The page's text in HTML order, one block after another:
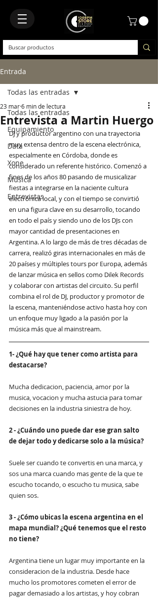
Entrada
Todas las entradas
Equipamiento
Data
Xone
Música
Entrevistas
Todas las entradas
Entrevista a Martin Huergo
23 mar6 min de lectura
DJ y productor argentino con una trayectoria
muy extensa dentro de la escena electrónica,
especialmente en Córdoba, donde es
considerado un referente histórico. Comenzó a
fines de los años 80 pasando de musicalizar
fiestas a integrarse en la naciente cultura
electrónica local, y con el tiempo se convirtió
en una figura clave en su desarrollo, tocando
en todo el país y siendo uno de los DJs con
mayor cantidad de presentaciones en
Argentina. A lo largo de más de tres décadas de
carrera, realizó giras internacionales en más de
20 países y múltiples tours por Europa, además
de lanzar música en sellos como Dilek Records
y colaborar con artistas del circuito. Su perfil
combina el rol de DJ, productor y promotor de
la escena, manteniéndose activo hasta hoy con
un enfoque muy ligado a la pasión por la
música más que al mainstream.
1- ¿Qué hay que tener como artista para
destacarse?
Mucha dedicacion, paciencia, amor por la
musica, vocacion y mucha astucia para tomar
decisiones en la industria siniestra de hoy.
2 - ¿Cuándo uno puede dar ese gran salto
de dejar todo y dedicarse solo a la música?
Suele ser cuando te convertis en una marca, y
sos una marca cuando mas gente de la que te
escucho tocando, o escucho tu musica, sabe
quien sos.
3 - ¿Cómo ubicas la escena argentina en el
mapa mundial? ¿Qué tenemos que el resto
no tiene?
Argentina tiene un lugar muy importante en la
consideracion de la industria. Desde hace
mucho los promotores cometen el error de
pagar demasiado a los artistas, y hoy cobran